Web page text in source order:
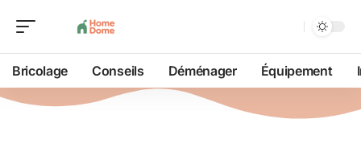
Bricolage Conseils Déménager Équipement